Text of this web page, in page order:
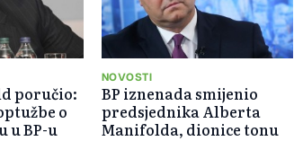
poručio:
o
u BP-u
NOVOSTI
BP iznenada smijenio
predsjednika Alberta
Manifolda, dionice tonu